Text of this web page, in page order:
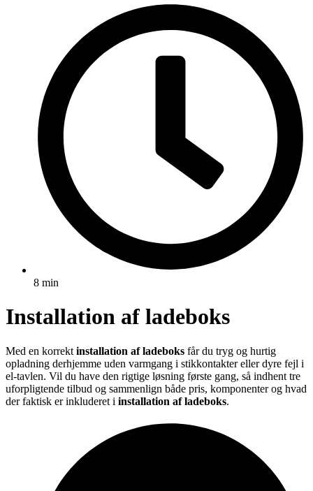
8 min
Installation af ladeboks
Med en korrekt installation af ladeboks får du tryg og hurtig
opladning derhjemme uden varmgang i stikkontakter eller dyre fejl i
el-tavlen. Vil du have den rigtige løsning første gang, så indhent tre
uforpligtende tilbud og sammenlign både pris, komponenter og hvad
der faktisk er inkluderet i installation af ladeboks.